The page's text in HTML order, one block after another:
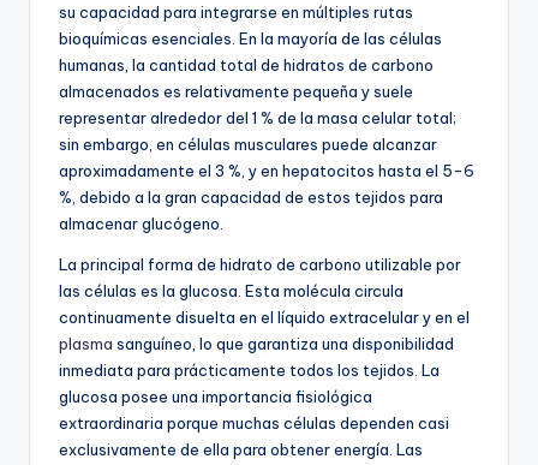
su capacidad para integrarse en múltiples rutas
bioquímicas esenciales. En la mayoría de las células
humanas, la cantidad total de hidratos de carbono
almacenados es relativamente pequeña y suele
representar alrededor del 1 % de la masa celular total;
sin embargo, en células musculares puede alcanzar
aproximadamente el 3 %, y en hepatocitos hasta el 5-6
%, debido a la gran capacidad de estos tejidos para
almacenar glucógeno.
La principal forma de hidrato de carbono utilizable por
las células es la glucosa. Esta molécula circula
continuamente disuelta en el líquido extracelular y en el
plasma sanguíneo, lo que garantiza una disponibilidad
inmediata para prácticamente todos los tejidos. La
glucosa posee una importancia fisiológica
extraordinaria porque muchas células dependen casi
exclusivamente de ella para obtener energía. Las